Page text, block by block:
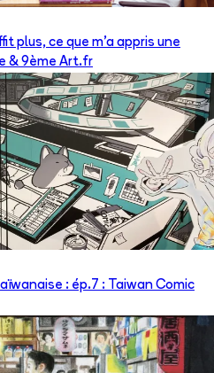
plus, ce que m’a appris une
& 9ème Art.fr
: ép.7 : Taiwan Comic